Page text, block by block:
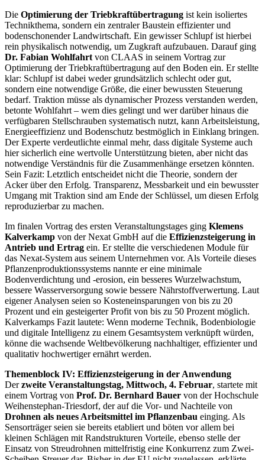
Die Optimierung der Triebkraftübertragung ist kein isoliertes
Technikthema, sondern ein zentraler Baustein effizienter und
bodenschonender Landwirtschaft. Ein gewisser Schlupf ist hierbei
rein physikalisch notwendig, um Zugkraft aufzubauen. Darauf ging
Dr. Fabian Wohlfahrt von CLAAS in seinem Vortrag zur
Optimierung der Triebkraftübertragung auf den Boden ein. Er stellte
klar: Schlupf ist dabei weder grundsätzlich schlecht oder gut,
sondern eine notwendige Größe, die einer bewussten Steuerung
bedarf. Traktion müsse als dynamischer Prozess verstanden werden,
betonte Wohlfahrt – wem dies gelingt und wer darüber hinaus die
verfügbaren Stellschrauben systematisch nutzt, kann Arbeitsleistung,
Energieeffizienz und Bodenschutz bestmöglich in Einklang bringen.
Der Experte verdeutlichte einmal mehr, dass digitale Systeme auch
hier sicherlich eine wertvolle Unterstützung bieten, aber nicht das
notwendige Verständnis für die Zusammenhänge ersetzen könnten.
Sein Fazit: Letztlich entscheidet nicht die Theorie, sondern der
Acker über den Erfolg. Transparenz, Messbarkeit und ein bewusster
Umgang mit Traktion sind am Ende der Schlüssel, um diesen Erfolg
reproduzierbar zu machen.
Im finalen Vortrag des ersten Veranstaltungstages ging Klemens
Kalverkamp von der Nexat GmbH auf die Effizienzsteigerung in
Antrieb und Ertrag ein. Er stellte die verschiedenen Module für
das Nexat-System aus seinem Unternehmen vor. Als Vorteile dieses
Pflanzenproduktionssystems nannte er eine minimale
Bodenverdichtung und -erosion, ein besseres Wurzelwachstum,
bessere Wasserversorgung sowie bessere Nährstoffverwertung. Laut
eigener Analysen seien so Kosteneinsparungen von bis zu 20
Prozent und ein gesteigerter Profit von bis zu 50 Prozent möglich.
Kalverkamps Fazit lautete: Wenn moderne Technik, Bodenbiologie
und digitale Intelligenz zu einem Gesamtsystem verknüpft würden,
könne die wachsende Weltbevölkerung nachhaltiger, effizienter und
qualitativ hochwertiger ernährt werden.
Themenblock IV: Effizienzsteigerung in der Anwendung
Derzweite Veranstaltungstag, Mittwoch, 4. Februar, startete mit
einem Vortrag von Prof. Dr. Bernhard Bauer von der Hochschule
Weihenstephan-Triesdorf, der auf die Vor- und Nachteile von
Drohnen als neues Arbeitsmittel im Pflanzenbau einging. Als
Sensorträger seien sie bereits etabliert und böten vor allem bei
kleinen Schlägen mit Randstrukturen Vorteile, ebenso stelle der
Einsatz von Streudrohnen mittelfristig eine Konkurrenz zum Zwei-